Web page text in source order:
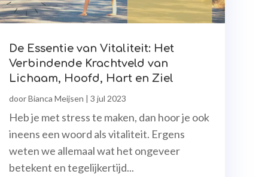
De Essentie van Vitaliteit: Het
Verbindende Krachtveld van
Lichaam, Hoofd, Hart en Ziel
doorBianca Meijsen | 3 jul 2023
Heb je met stress te maken, dan hoor je ook
ineens een woord als vitaliteit. Ergens
weten we allemaal wat het ongeveer
betekent en tegelijkertijd...